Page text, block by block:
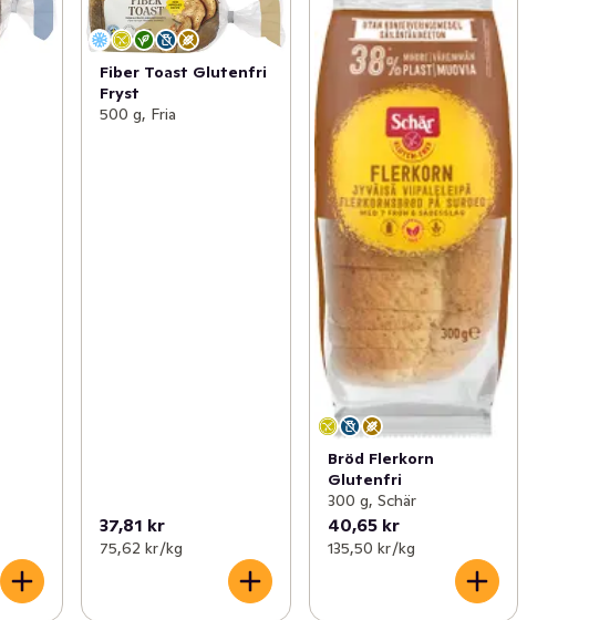
Fiber Toast Glutenfri
Fryst
500 g, Fria
37,81 kr
75,62 kr /kg
Bröd Flerkorn
Glutenfri
300 g, Schär
40,65 kr
135,50 kr /kg